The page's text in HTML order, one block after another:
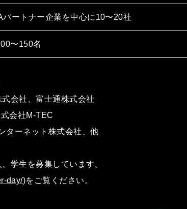
ートナー企業を中⼼に10〜20社
〜150名
会社、富⼠通株式会社
会社M-TEC
ターネット株式会社、他
学⽣を募集しています。
day/)をご覧ください。